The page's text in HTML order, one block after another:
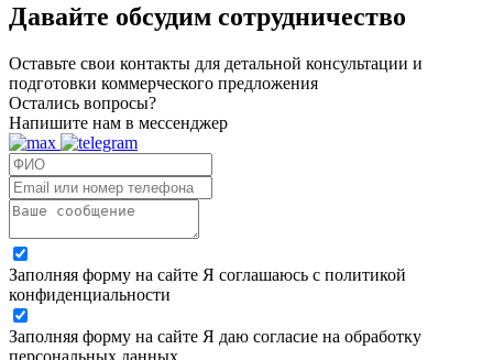
Давайте обсудим сотрудничество
Оставьте свои контакты для детальной консультации и
подготовки коммерческого предложения
Остались вопросы?
Напишите нам в мессенджер
Заполняя форму на сайте Я соглашаюсь с политикой
конфиденциальности
Заполняя форму на сайте Я даю согласие на обработку
персональных данных.